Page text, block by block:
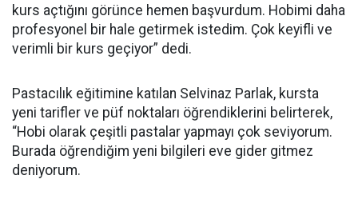
kurs açtığını görünce hemen başvurdum. Hobimi daha
profesyonel bir hale getirmek istedim. Çok keyifli ve
verimli bir kurs geçiyor” dedi.
Pastacılık eğitimine katılan Selvinaz Parlak, kursta
yeni tarifler ve püf noktaları öğrendiklerini belirterek,
“Hobi olarak çeşitli pastalar yapmayı çok seviyorum.
Burada öğrendiğim yeni bilgileri eve gider gitmez
deniyorum.